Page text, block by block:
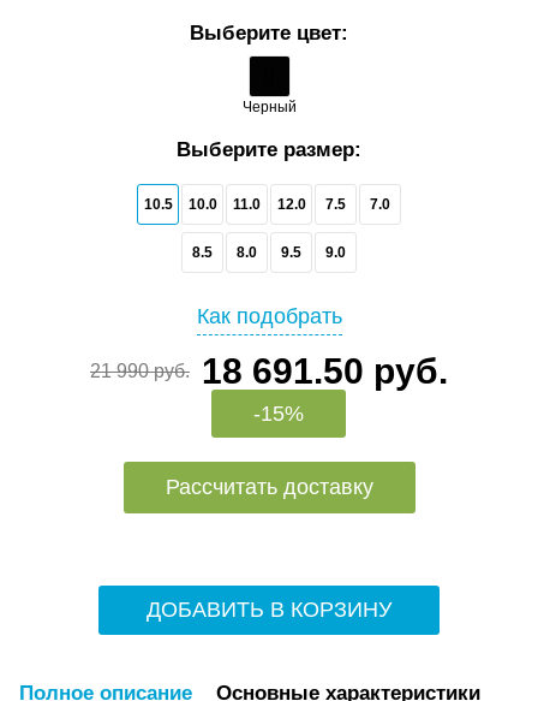
Выберите цвет:
Черный
Выберите размер:
10.5 10.0 11.0 12.0 7.5 7.0
8.5 8.0 9.5 9.0
Как подобрать
21 990 руб. 18 691.50 руб.
-15%
Рассчитать доставку
ДОБАВИТЬ В КОРЗИНУ
Полное описание Основные характеристики